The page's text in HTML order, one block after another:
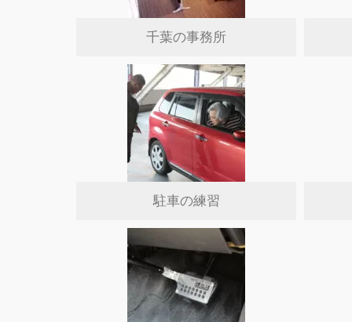
千葉の事務所
駐車の練習